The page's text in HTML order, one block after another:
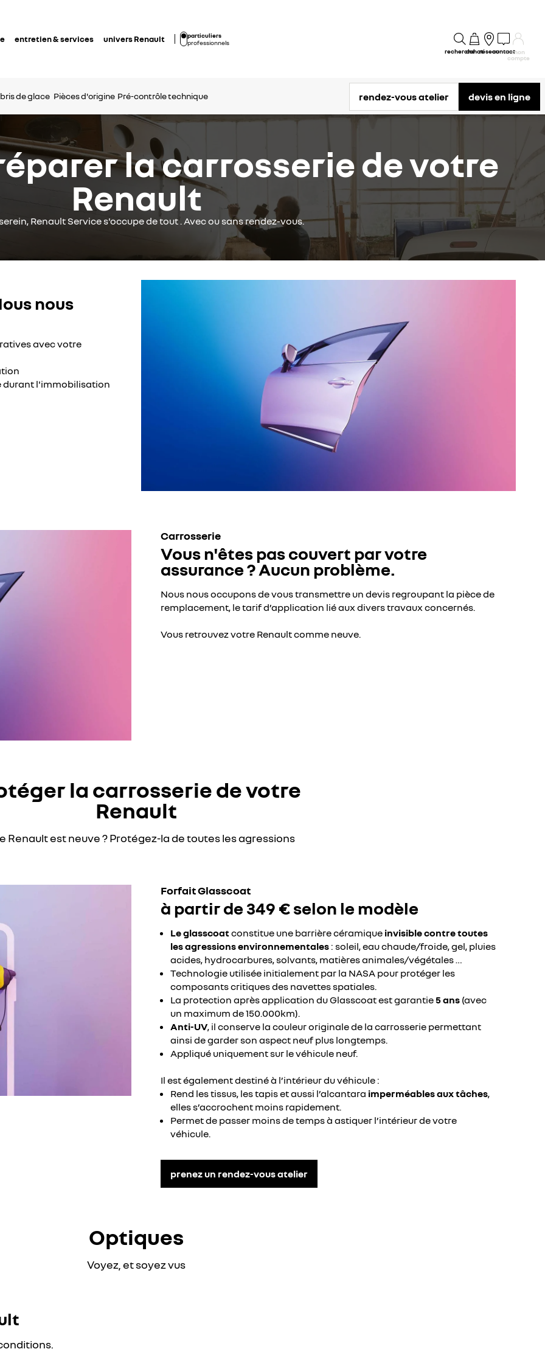
entretien & services univers Renault
particuliers
professionnels
rechercheachatréseaucontactmon
compte
de glace Pièces d'origine Pré-contrôle technique rendez-vous atelier devis en ligne
la carrosserie de votre
Renault
Renault Service s'occupe de tout . Avec ou sans rendez-vous.
nous
avec votre
durant l'immobilisation
Carrosserie
Vous n'êtes pas couvert par votre
assurance ? Aucun problème.
Nous nous occupons de vous transmettre un devis regroupant la pièce de
remplacement, le tarif d’application lié aux divers travaux concernés.
Vous retrouvez votre Renault comme neuve.
la carrosserie de votre
Renault
Renault est neuve ? Protégez-la de toutes les agressions
Forfait Glasscoat
à partir de 349 € selon le modèle
Le glasscoatconstitue une barrière céramique invisible contre toutes
les agressions environnementales : soleil, eau chaude/froide, gel, pluies
acides, hydrocarbures, solvants, matières animales/végétales …
Technologie utilisée initialement par la NASA pour protéger les
composants critiques des navettes spatiales.
La protection après application du Glasscoat est garantie5 ans (avec
un maximum de 150.000km).
Anti-UV, il conserve la couleur originale de la carrosserie permettant
ainsi de garder son aspect neuf plus longtemps.
Appliqué uniquement sur le véhicule neuf.
Il est également destiné à l’intérieur du véhicule :
Rend les tissus, les tapis et aussi l’alcantara imperméables aux tâches,
elles s’accrochent moins rapidement.
Permet de passer moins de temps à astiquer l’intérieur de votre
véhicule.
prenez un rendez-vous atelier
Optiques
Voyez, et soyez vus